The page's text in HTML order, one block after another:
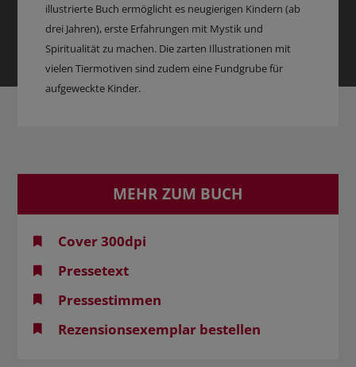
illustrierte Buch ermöglicht es neugierigen Kindern (ab
drei Jahren), erste Erfahrungen mit Mystik und
Spiritualität zu machen. Die zarten Illustrationen mit
vielen Tiermotiven sind zudem eine Fundgrube für
aufgeweckte Kinder.
MEHR ZUM BUCH
Cover 300dpi
Pressetext
Pressestimmen
Rezensionsexemplar bestellen